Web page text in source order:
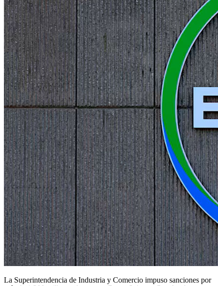
La Superintendencia de Industria y Comercio impuso sanciones por